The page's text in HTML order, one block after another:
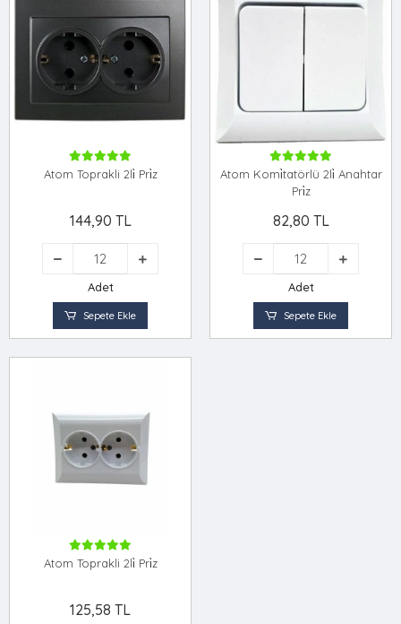
Atom Toprakli 2li̇ Pri̇z
144,90 TL
Adet
Sepete Ekle
Atom Komi̇tatörlü 2li̇ Anahtar
Pri̇z
82,80 TL
Adet
Sepete Ekle
Atom Toprakli 2li̇ Pri̇z
125,58 TL